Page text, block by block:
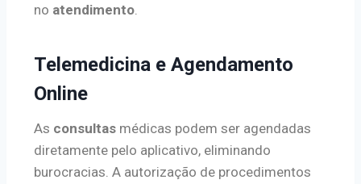
no atendimento
Telemedicina e Agendamento
Online
As consultas médicas podem ser agendadas
diretamente pelo aplicativo, eliminando
burocracias. A autorização de procedimentos